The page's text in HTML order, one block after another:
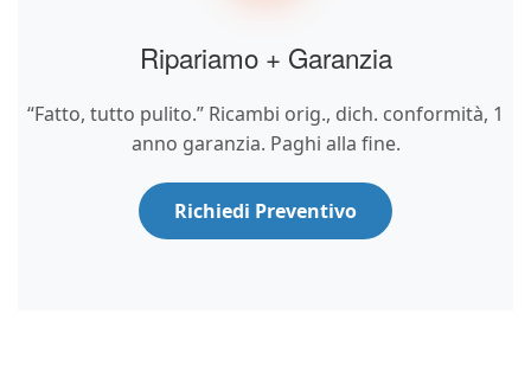
Ripariamo + Garanzia
“Fatto, tutto pulito.” Ricambi orig., dich. conformità, 1
anno garanzia. Paghi alla fine.
Richiedi Preventivo